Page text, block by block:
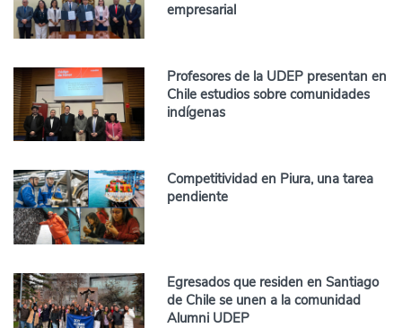
empresarial
Profesores de la UDEP presentan en
Chile estudios sobre comunidades
indígenas
Competitividad en Piura, una tarea
pendiente
Egresados que residen en Santiago
de Chile se unen a la comunidad
Alumni UDEP